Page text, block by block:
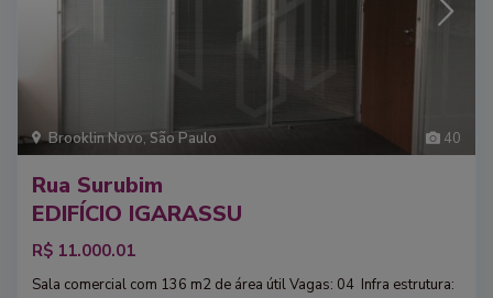
40
Brooklin Novo, São Paulo
Rua Surubim
EDIFÍCIO IGARASSU
R$ 11.000.01
Sala comercial com 136 m2 de área útil​ Vagas: 04 ​ Infra estrutura: